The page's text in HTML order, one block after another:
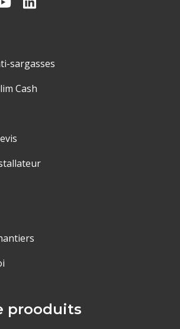
sargasses
Cash
prooduits